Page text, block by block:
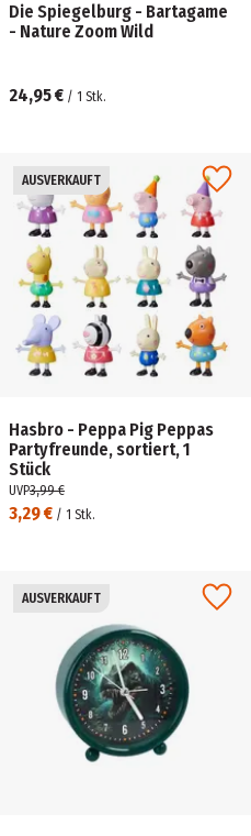
Die Spiegelburg - Bartagame
- Nature Zoom Wild
24,95 € / 1 Stk.
AUSVERKAUFT
Hasbro - Peppa Pig Peppas
Partyfreunde, sortiert, 1
Stück
3,29 € / 1 Stk.
UVP3,99 €
AUSVERKAUFT